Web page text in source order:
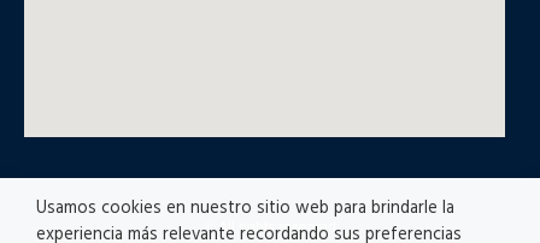
© All rights reserved
Usamos cookies en nuestro sitio web para brindarle la
experiencia más relevante recordando sus preferencias